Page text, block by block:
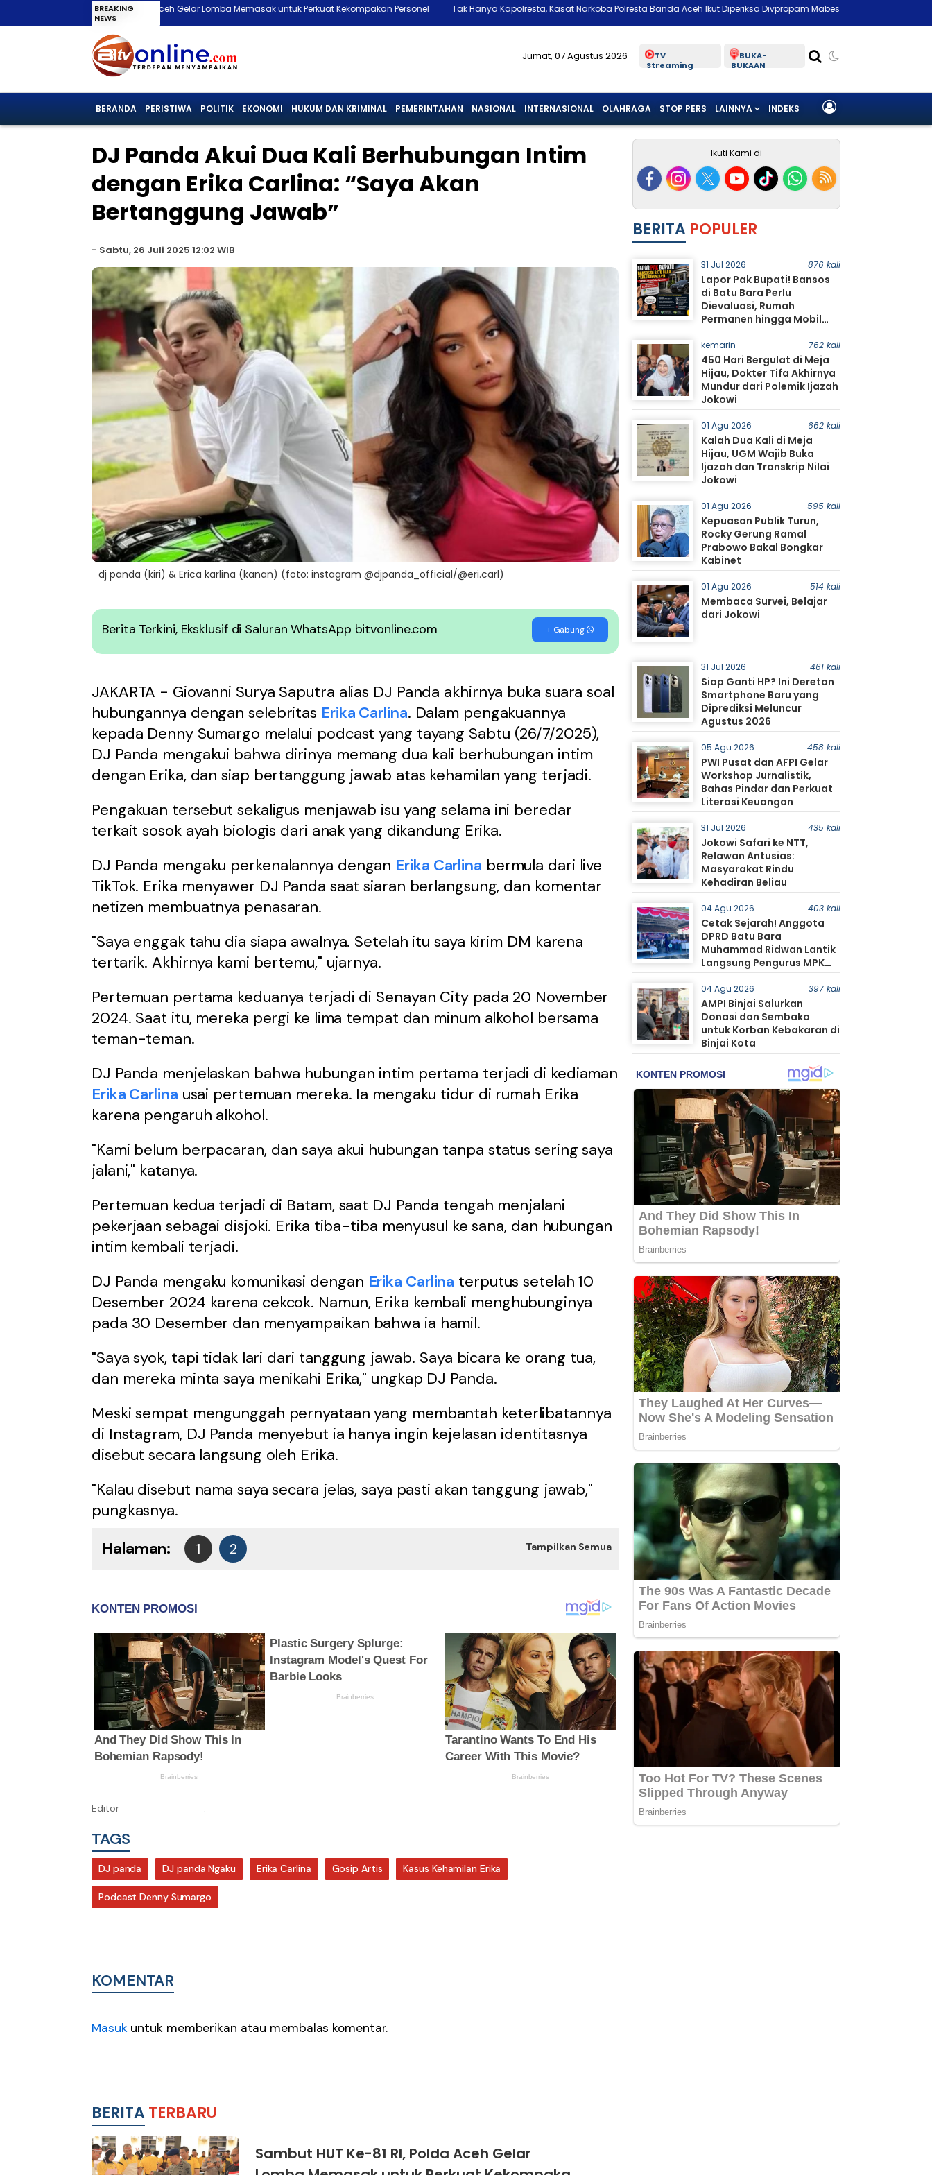
BREAKING
NEWS
RI, Polda Aceh Gelar Lomba Memasak untuk Perkuat Kekompakan Personel Tak Hanya Kapolresta, Kasat Narkoba Polresta Banda Aceh Ikut Diperiksa Divpropam Mabes Polri Badiklat Kejaksaan Gandeng
Jumat, 07 Agustus 2026
TV
Streaming
BUKA-
BUKAAN
BERANDA PERISTIWA POLITIK EKONOMI HUKUM DAN KRIMINAL PEMERINTAHAN NASIONAL INTERNASIONAL OLAHRAGA STOP PERS LAINNYA INDEKS
DJ Panda Akui Dua Kali Berhubungan Intim
dengan Erika Carlina: “Saya Akan
Bertanggung Jawab”
- Sabtu, 26 Juli 2025 12:02 WIB
dj panda (kiri) & Erica karlina (kanan) (foto: instagram @djpanda_official/@eri.carl)
Berita Terkini, Eksklusif di Saluran WhatsApp bitvonline.com + Gabung
JAKARTA - Giovanni Surya Saputra alias DJ Panda akhirnya buka suara soal
hubungannya dengan selebritas Erika Carlina. Dalam pengakuannya
kepada Denny Sumargo melalui podcast yang tayang Sabtu (26/7/2025),
DJ Panda mengakui bahwa dirinya memang dua kali berhubungan intim
dengan Erika, dan siap bertanggung jawab atas kehamilan yang terjadi.
Pengakuan tersebut sekaligus menjawab isu yang selama ini beredar
terkait sosok ayah biologis dari anak yang dikandung Erika.
DJ Panda mengaku perkenalannya dengan Erika Carlina bermula dari live
TikTok. Erika menyawer DJ Panda saat siaran berlangsung, dan komentar
netizen membuatnya penasaran.
"Saya enggak tahu dia siapa awalnya. Setelah itu saya kirim DM karena
tertarik. Akhirnya kami bertemu," ujarnya.
Pertemuan pertama keduanya terjadi di Senayan City pada 20 November
2024. Saat itu, mereka pergi ke lima tempat dan minum alkohol bersama
teman-teman.
DJ Panda menjelaskan bahwa hubungan intim pertama terjadi di kediaman
Erika Carlina usai pertemuan mereka. Ia mengaku tidur di rumah Erika
karena pengaruh alkohol.
"Kami belum berpacaran, dan saya akui hubungan tanpa status sering saya
jalani," katanya.
Pertemuan kedua terjadi di Batam, saat DJ Panda tengah menjalani
pekerjaan sebagai disjoki. Erika tiba-tiba menyusul ke sana, dan hubungan
intim kembali terjadi.
DJ Panda mengaku komunikasi dengan Erika Carlina terputus setelah 10
Desember 2024 karena cekcok. Namun, Erika kembali menghubunginya
pada 30 Desember dan menyampaikan bahwa ia hamil.
"Saya syok, tapi tidak lari dari tanggung jawab. Saya bicara ke orang tua,
dan mereka minta saya menikahi Erika," ungkap DJ Panda.
Meski sempat mengunggah pernyataan yang membantah keterlibatannya
di Instagram, DJ Panda menyebut ia hanya ingin kejelasan identitasnya
disebut secara langsung oleh Erika.
"Kalau disebut nama saya secara jelas, saya pasti akan tanggung jawab,"
pungkasnya.
Halaman:
1 2 Tampilkan Semua
Editor :
TAGS
DJ panda DJ panda Ngaku Erika Carlina Gosip Artis Kasus Kehamilan Erika
Podcast Denny Sumargo
KOMENTAR
Masuk untuk memberikan atau membalas komentar.
BERITA TERBARU
Sambut HUT Ke-81 RI, Polda Aceh Gelar
Ikuti Kami di
BERITA POPULER
31 Jul 2026 876 kali
Lapor Pak Bupati! Bansos
di Batu Bara Perlu
Dievaluasi, Rumah
Permanen hingga Mobil
Jadi Sorotan Warga
kemarin 762 kali
450 Hari Bergulat di Meja
Hijau, Dokter Tifa Akhirnya
Mundur dari Polemik Ijazah
Jokowi
01 Agu 2026 662 kali
Kalah Dua Kali di Meja
Hijau, UGM Wajib Buka
Ijazah dan Transkrip Nilai
Jokowi
01 Agu 2026 595 kali
Kepuasan Publik Turun,
Rocky Gerung Ramal
Prabowo Bakal Bongkar
Kabinet
01 Agu 2026 514 kali
Membaca Survei, Belajar
dari Jokowi
31 Jul 2026 461 kali
Siap Ganti HP? Ini Deretan
Smartphone Baru yang
Diprediksi Meluncur
Agustus 2026
05 Agu 2026 458 kali
PWI Pusat dan AFPI Gelar
Workshop Jurnalistik,
Bahas Pindar dan Perkuat
Literasi Keuangan
31 Jul 2026 435 kali
Jokowi Safari ke NTT,
Relawan Antusias:
Masyarakat Rindu
Kehadiran Beliau
04 Agu 2026 403 kali
Cetak Sejarah! Anggota
DPRD Batu Bara
Muhammad Ridwan Lantik
Langsung Pengurus MPK
SMA Negeri 1 Tanjung Tiram
04 Agu 2026 397 kali
AMPI Binjai Salurkan
Donasi dan Sembako
untuk Korban Kebakaran di
Binjai Kota